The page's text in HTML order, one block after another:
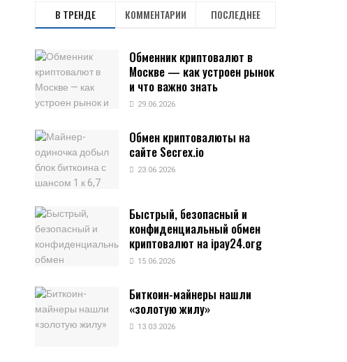
В ТРЕНДЕ КОММЕНТАРИИ ПОСЛЕДНЕЕ
Обменник криптовалют в
Москве — как устроен рынок
и что важно знать
29.06.2026
Обмен криптовалюты на
сайте Secrex.io
23.06.2026
Быстрый, безопасный и
конфиденциальный обмен
криптовалют на ipay24.org
15.06.2026
Биткоин-майнеры нашли
«золотую жилу»
13.03.2026